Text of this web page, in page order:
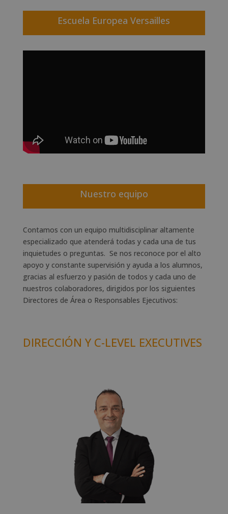
Escuela Europea Versailles
Nuestro equipo
Contamos con un equipo multidisciplinar altamente
especializado que atenderá todas y cada una de tus
inquietudes o preguntas. Se nos reconoce por el alto
apoyo y constante supervisión y ayuda a los alumnos,
gracias al esfuerzo y pasión de todos y cada uno de
nuestros colaboradores, dirigidos por los siguientes
Directores de Área o Responsables Ejecutivos:
DIRECCIÓN Y C-LEVEL EXECUTIVES